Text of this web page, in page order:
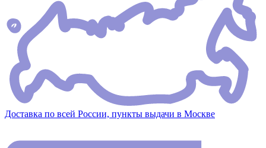
Доставка по всей России, пункты выдачи в Москве